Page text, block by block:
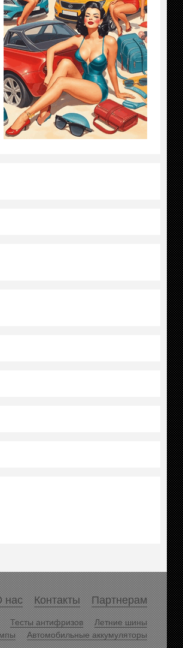
нас Контакты Партнерам
Тесты антифризов
Летние шины
Автомобильные аккумуляторы